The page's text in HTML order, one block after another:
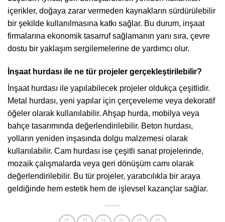
içerikler, doğaya zarar vermeden kaynakların sürdürülebilir
bir şekilde kullanılmasına katkı sağlar. Bu durum, inşaat
firmalarına ekonomik tasarruf sağlamanın yanı sıra, çevre
dostu bir yaklaşım sergilemelerine de yardımcı olur.
İnşaat hurdası ile ne tür projeler gerçekleştirilebilir?
İnşaat hurdası ile yapılabilecek projeler oldukça çeşitlidir.
Metal hurdası, yeni yapılar için çerçeveleme veya dekoratif
öğeler olarak kullanılabilir. Ahşap hurda, mobilya veya
bahçe tasarımında değerlendirilebilir. Beton hurdası,
yolların yeniden inşasında dolgu malzemesi olarak
kullanılabilir. Cam hurdası ise çeşitli sanat projelerinde,
mozaik çalışmalarda veya geri dönüşüm camı olarak
değerlendirilebilir. Bu tür projeler, yaratıcılıkla bir araya
geldiğinde hem estetik hem de işlevsel kazançlar sağlar.